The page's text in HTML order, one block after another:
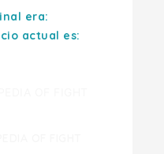
era:
actual es: